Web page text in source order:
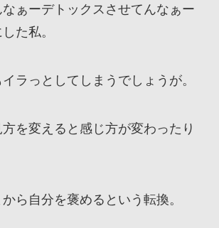
なぁーデトックスさせてんなぁー
た私。
ラっとしてしまうでしょうが。
を変えると感じ方が変わったり
ら自分を褒めるという転換。